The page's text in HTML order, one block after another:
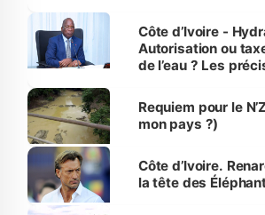
Côte d’Ivoire -
Autorisation ou
de l’eau ? Les
Requiem pour le
mon pays ?)
Côte d’Ivoire.
la tête des